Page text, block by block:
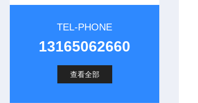
TEL-PHONE
13165062660
查看全部